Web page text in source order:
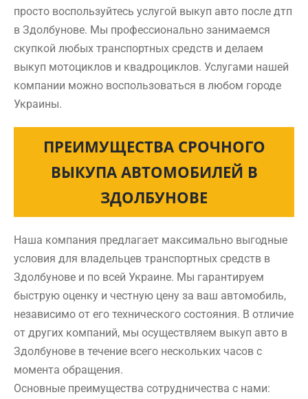
просто воспользуйтесь услугой выкуп авто после дтп
в Здолбунове. Мы профессионально занимаемся
скупкой любых транспортных средств и делаем
выкуп мотоциклов и квадроциклов. Услугами нашей
компании можно воспользоваться в любом городе
Украины.
ПРЕИМУЩЕСТВА СРОЧНОГО
ВЫКУПА АВТОМОБИЛЕЙ В
ЗДОЛБУНОВЕ
Наша компания предлагает максимально выгодные
условия для владельцев транспортных средств в
Здолбунове и по всей Украине. Мы гарантируем
быструю оценку и честную цену за ваш автомобиль,
независимо от его технического состояния. В отличие
от других компаний, мы осуществляем выкуп авто в
Здолбунове в течение всего нескольких часов с
момента обращения.
Основные преимущества сотрудничества с нами: